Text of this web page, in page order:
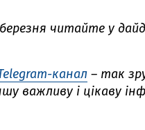
березня читайте у
канал – так
важливу і цікаву